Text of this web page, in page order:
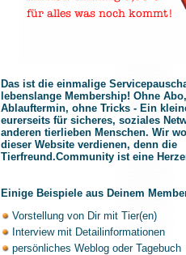
Das ist die einmalige
lebenslange Membership! Ohne
Ablauftermin, ohne Tricks - Ein
eurerseits für sicheres, soziales
anderen tierlieben Menschen. Wir
dieser Website verdienen, denn die
Tierfreund.Community ist eine
Einige Beispiele aus Deinem
Vorstellung von Dir mit Tier(en)
Interview mit Detailinformationen
persönliches Weblog oder Tagebuch